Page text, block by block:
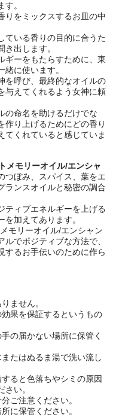
。
りをミックスするお皿の中
ている香りの目的に合うた
出します。
ギーをもたらすために、東
に使います。
を呼び、最終的なオイルの
与えてくれるよう女神に頼
の命名を助けるだけでな
作り上げるためにどの香り
てくれていると感じていま
モリーオイル/エンシャ
つぼみ、スパイス、葉をエ
ランスオイルと秘密の調合
ティブエネルギーを上げる
加えてあります。
モリーオイル/エンシャン
ルでポジティブな方法で、
するお手伝いのために作ら
ません。
果を保証するというもの
の届かない場所に保管く
たはぬるま湯で洗い流し
ると色落ちやシミの原因
い。
ご注意ください。
に保管ください。